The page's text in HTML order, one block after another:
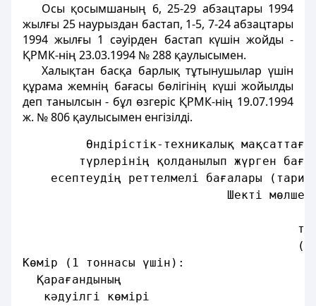
Осы қосымшаның 6, 25-29 абзацтары 1994
жылғы 25 наурыздан бастап, 1-5, 7-24 абзацтары
1994 жылғы 1 сәуiрден бастап күшiн жойды -
ҚРМК-нің 23.03.1994 № 288 қаулысымен.
Халықтан басқа барлық тұтынушылар үшiн
құрама жемнiң бағасы бөлiгiнiң күшi жойылды
деп танылсын - бұл өзгерiс ҚРМК-нiң 19.07.1994
ж. № 806 қаулысымен енгiзiлді.
Өндiрiстiк-техникалық мақсаттағы
түрлерiнiң қолданылып жүрген
есептеудiң реттелмелi бағалары
Шектi
теңге және
(ҚҚС-ты
Көмiр (1 тоннасы үшiн):
Қарағандының
кәдуiлгi көмiрi